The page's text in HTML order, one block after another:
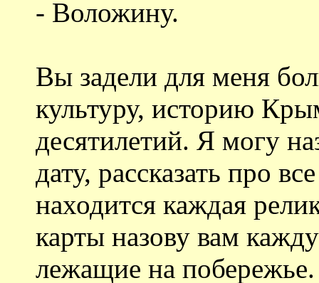
- Воложину.
Вы задели для меня
культуру, историю
десятилетий. Я могу
дату, рассказать про
находится каждая
карты назову вам
лежащие на